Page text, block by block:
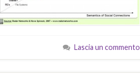
Lascia un commento